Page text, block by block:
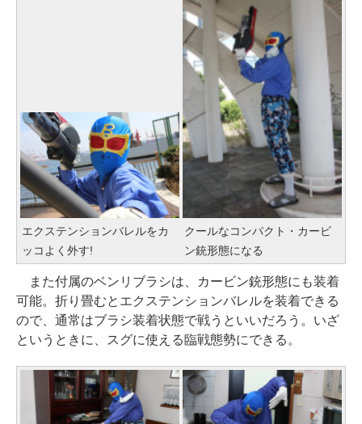
エクステンションバレルをカ
ッコよく外す!
クールなコンパクト・カービ
ン銃形態になる
また付属のベンリブラシは、カービン銃形態にも装着
可能。折り畳むとエクステンションバレルを装着できる
ので、通常はブラシ装着状態で戦うといいだろう。いざ
というときに、スグに使える臨戦態勢にできる。